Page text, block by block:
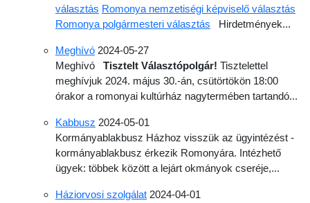
választás Romonya nemzetiségi képviselő választás
Romonya polgármesteri választás Hirdetmények...
Meghívó 2024-05-27
Meghívó Tisztelt Választópolgár! Tisztelettel
meghívjuk 2024. május 30.-án, csütörtökön 18:00
órakor a romonyai kultúrház nagytermében tartandó...
Kabbusz 2024-05-01
Kormányablakbusz Házhoz visszük az ügyintézést -
kormányablakbusz érkezik Romonyára. Intézhető
ügyek: többek között a lejárt okmányok cseréje,...
Háziorvosi szolgálat 2024-04-01